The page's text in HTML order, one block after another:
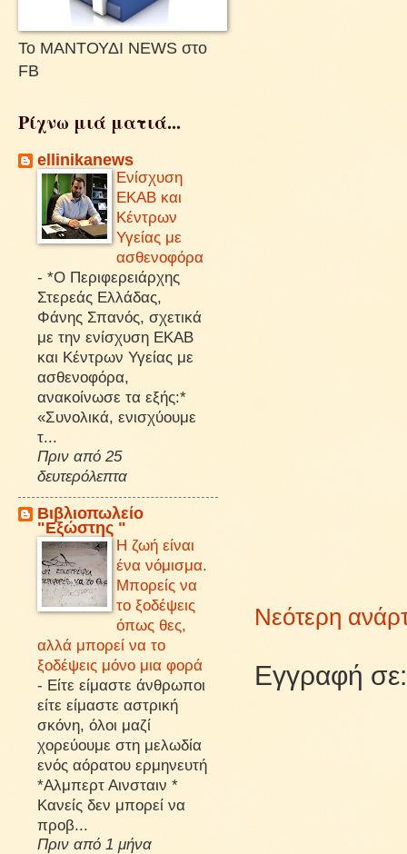
Νεότερη
Εγγραφή
Το ΜΑΝΤΟΥΔΙ NEWS στο
FB
Ρίχνω μιά ματιά...
ellinikanews
Ενίσχυση
ΕΚΑΒ και
Κέντρων
Υγείας με
ασθενοφόρα
- *Ο Περιφερειάρχης
Στερεάς Ελλάδας,
Φάνης Σπανός, σχετικά
με την ενίσχυση ΕΚΑΒ
και Κέντρων Υγείας με
ασθενοφόρα,
ανακοίνωσε τα εξής:*
«Συνολικά, ενισχύουμε
τ...
Πριν από 25
δευτερόλεπτα
Βιβλιοπωλείο
"Εξώστης "
Η ζωή είναι
ένα νόμισμα.
Μπορείς να
το ξοδέψεις
όπως θες,
αλλά μπορεί να το
ξοδέψεις μόνο μια φορά
- Είτε είμαστε άνθρωποι
είτε είμαστε αστρική
σκόνη, όλοι μαζί
χορεύουμε στη μελωδία
ενός αόρατου ερμηνευτή
*Αλμπερτ Αινσταιν *
Κανείς δεν μπορεί να
προβ...
Πριν από 1 μήνα